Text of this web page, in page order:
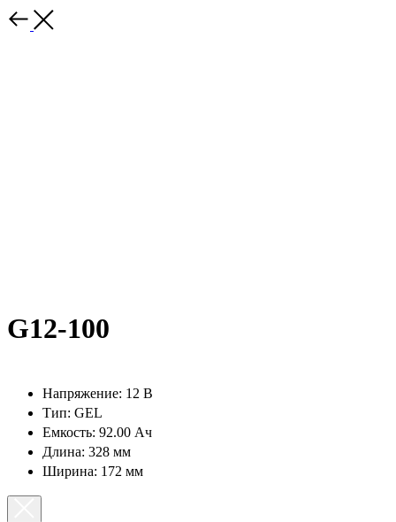
G12-100
Напряжение: 12 В
Тип: GEL
Емкость: 92.00 Ач
Длина: 328 мм
Ширина: 172 мм